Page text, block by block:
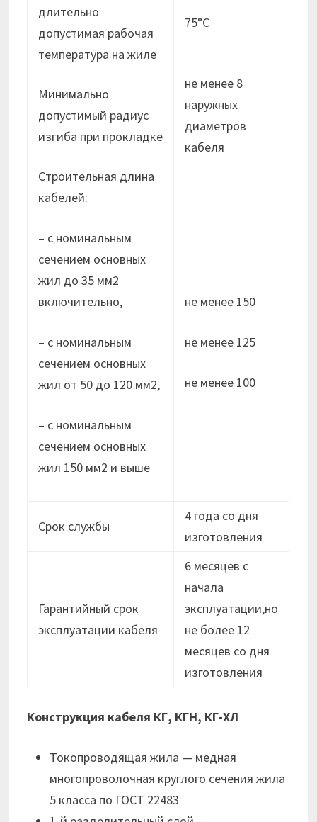
длительно
допустимая рабочая
температура на жиле
75°С
Минимально
допустимый радиус
изгиба при прокладке
не менее 8
наружных
диаметров
кабеля
Строительная длина
кабелей:
– с номинальным
сечением основных
жил до 35 мм2
включительно,
– с номинальным
сечением основных
жил от 50 до 120 мм2,
– с номинальным
сечением основных
жил 150 мм2 и выше
не менее 150
не менее 125
не менее 100
Срок службы
4 года со дня
изготовления
Гарантийный срок
эксплуатации кабеля
6 месяцев с
начала
эксплуатации,но
не более 12
месяцев cо дня
изготовления
Конструкция кабеля КГ, КГН, КГ-ХЛ
Токопроводящая жила — медная
многопроволочная круглого сечения жила
5 класса по ГОСТ 22483